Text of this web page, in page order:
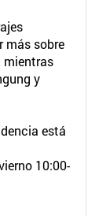
más sobre
mientras
y
está
10:00-